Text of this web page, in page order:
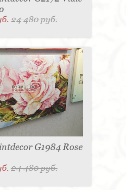
24 480 руб.
G1984 Rose
24 480 руб.